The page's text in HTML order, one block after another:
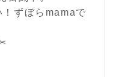
ずぼらmamaで